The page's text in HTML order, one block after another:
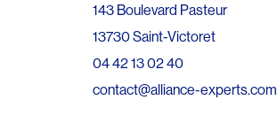
143 Boulevard Pasteur
13730 Saint-Victoret
04 42 13 02 40
contact@alliance-experts.com